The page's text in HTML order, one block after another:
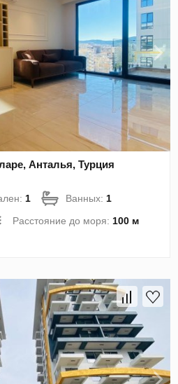
Анталья, Турция
1 Ванных: 1
Расстояние до моря: 100 м